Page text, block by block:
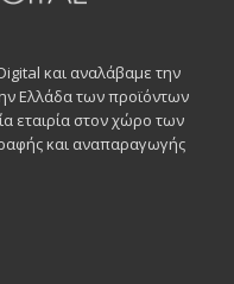
και αναλάβαμε την
Ελλάδα των προϊόντων
εταιρία στον χώρο των
και αναπαραγωγής